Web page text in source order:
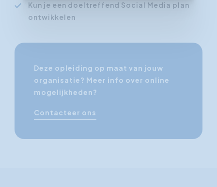
Kun je een doeltreffend Social Media plan
ontwikkelen
Deze opleiding op maat van jouw
organisatie? Meer info over online
mogelijkheden?
Contacteer ons